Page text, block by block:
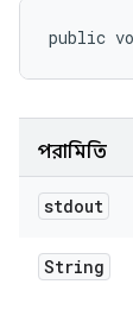
public
পরামিতি
stdout
String